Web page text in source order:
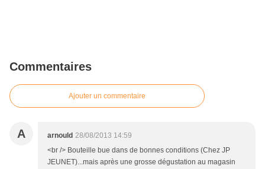
Commentaires
Ajouter un commentaire
A arnould 28/08/2013 14:59
<br /> Bouteille bue dans de bonnes conditions (Chez JP
JEUNET)...mais après une grosse dégustation au magasin